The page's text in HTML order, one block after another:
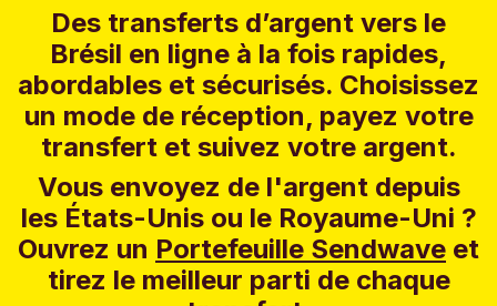
Des transferts d’argent vers le
Brésil en ligne à la fois rapides,
abordables et sécurisés. Choisissez
un mode de réception, payez votre
transfert et suivez votre argent.
Vous envoyez de l'argent depuis
les États-Unis ou le Royaume-Uni ?
Ouvrez un Portefeuille Sendwave et
tirez le meilleur parti de chaque